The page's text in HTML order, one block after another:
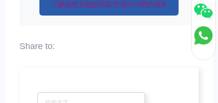
了解如何为您的车队节省30%维护成本